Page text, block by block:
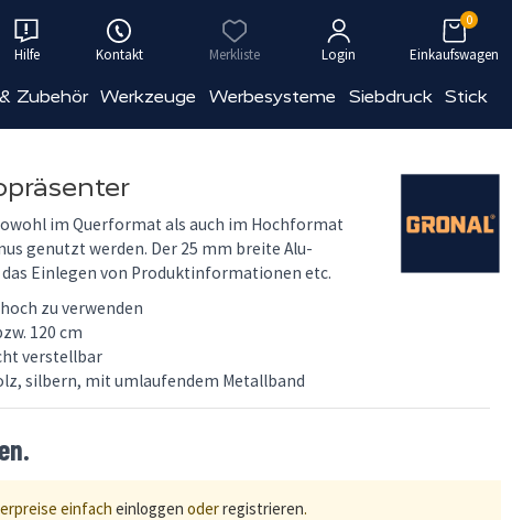
Hilfe Kontakt Merkliste Login Einkaufswagen
0
Zubehör Werkzeuge Werbesysteme Siebdruck Stick
im Querformat als auch im Hochformat
genutzt werden. Der 25 mm breite Alu-
Einlegen von Produktinformationen etc.
zu verwenden
120 cm
verstellbar
silbern, mit umlaufendem Metallband
einfach einloggen oderregistrieren.